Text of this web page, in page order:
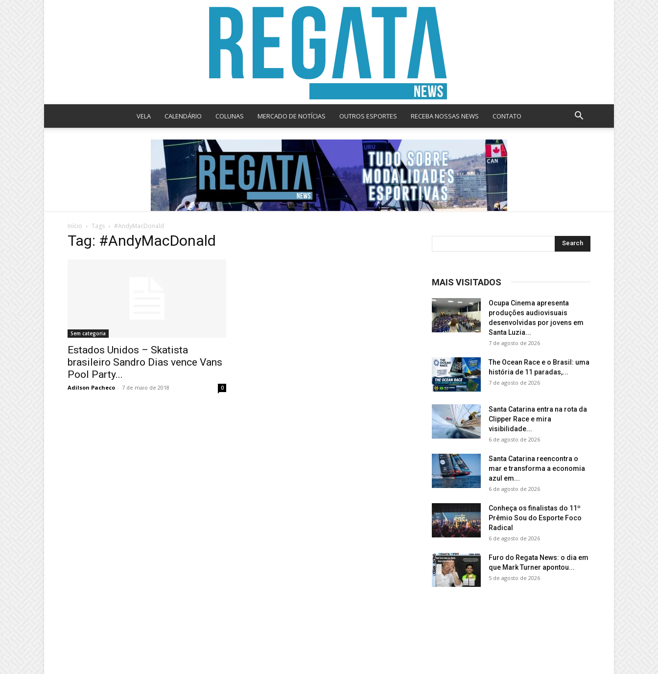
News
VELA CALENDÁRIO COLUNAS MERCADO DE NOTÍCIAS OUTROS ESPORTES RECEBA NOSSAS NEWS CONTATO
Início Tags #AndyMacDonald
Tag: #AndyMacDonald
Sem categoria
Estados Unidos – Skatista
brasileiro Sandro Dias vence Vans
Pool Party...
Adilson Pacheco - 7 de maio de 2018 0
MAIS VISITADOS
Ocupa Cinema apresenta
produções audiovisuais
desenvolvidas por jovens em
Santa Luzia...
7 de agosto de 2026
The Ocean Race e o Brasil: uma
história de 11 paradas,...
7 de agosto de 2026
Santa Catarina entra na rota da
Clipper Race e mira
visibilidade...
6 de agosto de 2026
Santa Catarina reencontra o
mar e transforma a economia
azul em...
6 de agosto de 2026
Conheça os finalistas do 11º
Prêmio Sou do Esporte Foco
Radical
6 de agosto de 2026
Furo do Regata News: o dia em
que Mark Turner apontou...
5 de agosto de 2026